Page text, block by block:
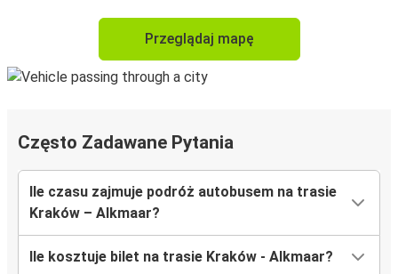
Przeglądaj mapę
Często Zadawane Pytania
Ile czasu zajmuje podróż autobusem na trasie
Kraków – Alkmaar?
Ile kosztuje bilet na trasie Kraków - Alkmaar?